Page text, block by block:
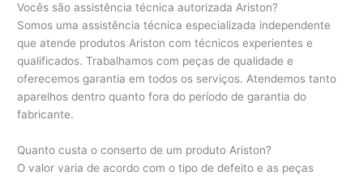
Vocês são assistência técnica autorizada Ariston?
Somos uma assistência técnica especializada independente
que atende produtos Ariston com técnicos experientes e
qualificados. Trabalhamos com peças de qualidade e
oferecemos garantia em todos os serviços. Atendemos tanto
aparelhos dentro quanto fora do período de garantia do
fabricante.
Quanto custa o conserto de um produto Ariston?
O valor varia de acordo com o tipo de defeito e as peças